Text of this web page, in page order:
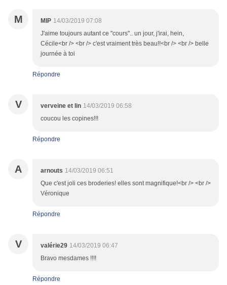
M MIP 14/03/2019 07:08
J'aime toujours autant ce "cours".. un jour, j'irai, hein,
Cécile<br /> <br /> c'est vraiment très beau!!<br /> <br /> belle
journée à toi
Répondre
V verveine et lin 14/03/2019 06:58
coucou les copines!!!
Répondre
A arnouts 14/03/2019 06:51
Que c'est joli ces broderies! elles sont magnifique!<br /> <br />
Véronique
Répondre
V valérie29 14/03/2019 06:47
Bravo mesdames !!!!
Répondre